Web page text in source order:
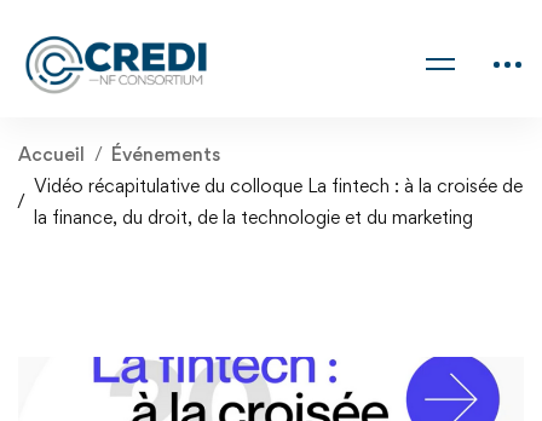
Accueil
Événements
Vidéo récapitulative du colloque La fintech : à la croisée de
la finance, du droit, de la technologie et du marketing